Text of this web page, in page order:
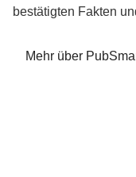
bestätigten Fakten
Mehr über